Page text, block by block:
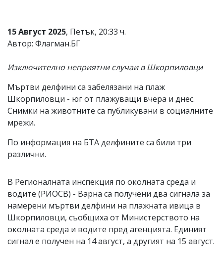
статиите
се
въвеждат
читателите
и
не
носи
отговорност
тях!
откриете
обиден
за
коментар,
сигнализирайте
ни!
15 Август 2025, Петък, 20:33 ч.
Автор: Флагман.БГ
Изключително неприятни случаи в Шкорпиловци
Мъртви делфини са забелязани на плаж
Шкорпиловци - юг от плажуващи вчера и днес.
Снимки на животните са публикувани в социалните
мрежи.
По информация на БТА делфините са били три
различни.
В Регионалната инспекция по околната среда и
водите (РИОСВ) - Варна са получени два сигнала за
намерени мъртви делфини на плажната ивица в
Шкорпиловци, съобщиха от Министерството на
околната среда и водите пред агенцията. Единият
сигнал е получен на 14 август, а другият на 15 август.